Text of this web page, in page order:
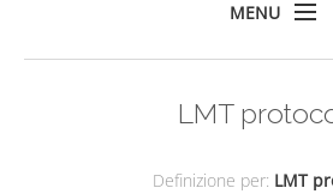
MENU
LMT
Definizione per: LMT